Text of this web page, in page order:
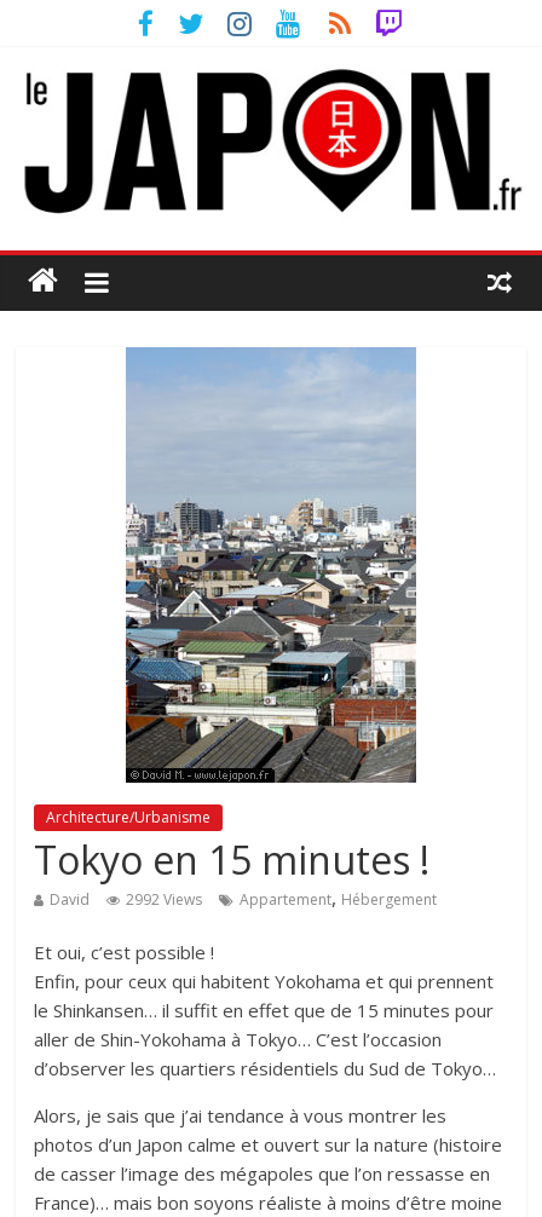
Architecture/Urbanisme
Tokyo en 15 minutes !
David 2992 Views Appartement, Hébergement
Et oui, c’est possible !
Enfin, pour ceux qui habitent Yokohama et qui prennent
le Shinkansen… il suffit en effet que de 15 minutes pour
aller de Shin-Yokohama à Tokyo… C’est l’occasion
d’observer les quartiers résidentiels du Sud de Tokyo…
Alors, je sais que j’ai tendance à vous montrer les
photos d’un Japon calme et ouvert sur la nature (histoire
de casser l’image des mégapoles que l’on ressasse en
France)… mais bon soyons réaliste à moins d’être moine